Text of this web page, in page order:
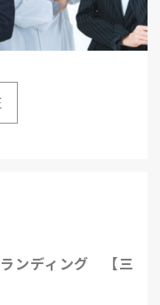
ンディング 【三